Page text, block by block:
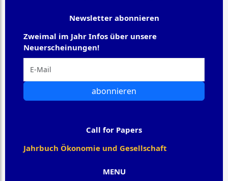
MENU
Newsletter abonnieren
Zweimal im Jahr Infos über unsere
Neuerscheinungen!
abonnieren
Call for Papers
Jahrbuch Ökonomie und Gesellschaft